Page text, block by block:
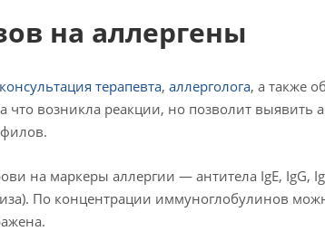
на аллергены
консультация терапевта, аллерголога, а также
что возникла реакции, но позволит
на маркеры аллергии — антитела IgE,
По концентрации иммуноглобулинов